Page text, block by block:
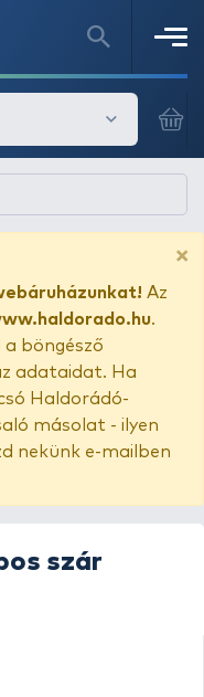
×
Az
.
böngésző
adataidat. Ha
Haldorádó-
másolat - ilyen
nekünk e-mailben
szár